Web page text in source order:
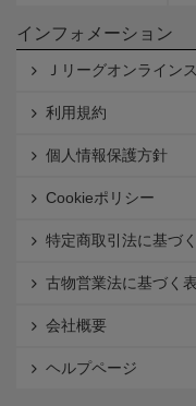
インフォメーション
Ｊリーグオンライン
利用規約
個人情報保護方針
Cookieポリシー
特定商取引法に基づ
古物営業法に基づく
会社概要
ヘルプページ